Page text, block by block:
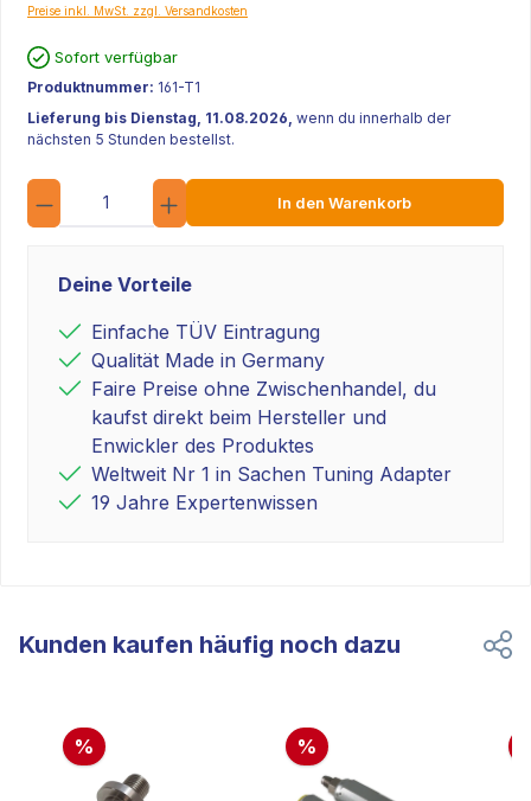
Preise inkl. MwSt. zzgl. Versandkosten
Sofort verfügbar
Produktnummer: 161-T1
Lieferung bis Dienstag, 11.08.2026, wenn du innerhalb der
nächsten 5 Stunden bestellst.
Anzahl
In den Warenkorb
Deine Vorteile
Einfache TÜV Eintragung
Qualität Made in Germany
Faire Preise ohne Zwischenhandel, du
kaufst direkt beim Hersteller und
Enwickler des Produktes
Weltweit Nr 1 in Sachen Tuning Adapter
19 Jahre Expertenwissen
Kunden kaufen häufig noch dazu
% %